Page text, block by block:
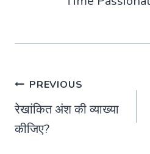
Post
navigation
PREVIOUS
रेखांकित अंश की व्याख्या
कीजिए?